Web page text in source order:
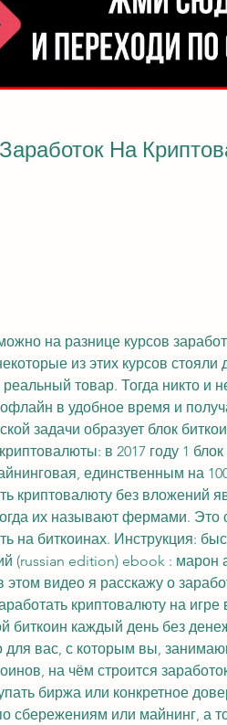
На
на разнице курсов
из этих курсов
товар. Тогда никто и
в удобное время и
задачи образует блок
в 2017 году 1
единственным на
криптовалюту без вложений
их называют фермами. Это
на биткоинах. Инструкция:
(russian edition) ebook : марон
этом видео я расскажу о
криптовалюту на
биткоин каждый день без
для вас, с которым вы,
на чём строится
биржа или конкретное
сбережениям или майнинг, а